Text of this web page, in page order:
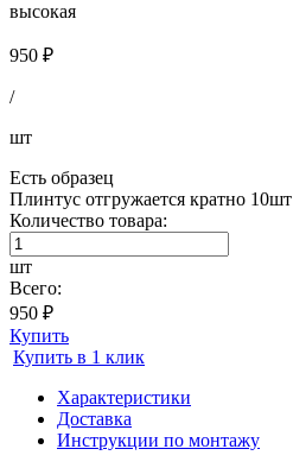
высокая
950 ₽
/
шт
Есть образец
Плинтус отгружается кратно 10шт
Количество товара:
шт
Всего:
950 ₽
Купить
Купить в 1 клик
Характеристики
Доставка
Инструкции по монтажу